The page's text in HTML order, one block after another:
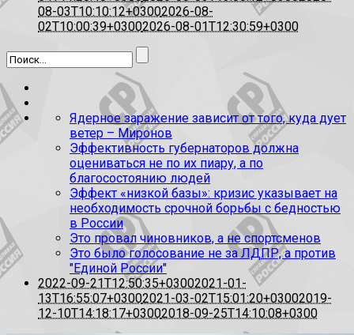
08-03T10:10:12+03002026-08-
02T10:00:39+03002026-08-01T12:30:59+0300
Ядерное заражение зависит от того, куда дует
ветер – Миронов
Эффективность губернаторов должна
оцениваться не по их пиару, а по
благосостоянию людей
Эффект «низкой базы»: кризис указывает на
необходимость срочной борьбы с бедностью
в России
Это провал чиновников, а не спортсменов
Это было голосование не за ЛДПР, а против
"Единой России"
2022-09-21T12:50:35+03002021-01-
13T16:55:07+03002021-03-02T15:01:20+03002019-
12-10T14:18:17+03002018-09-25T14:10:08+0300